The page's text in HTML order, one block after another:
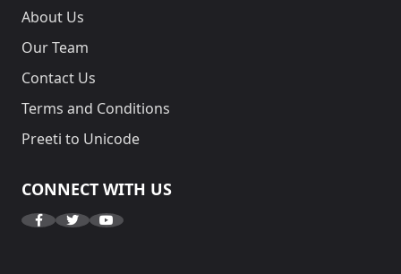
About Us
Our Team
Contact Us
Terms and Conditions
Preeti to Unicode
CONNECT WITH US